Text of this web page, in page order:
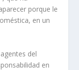
porque le
en un
del
en